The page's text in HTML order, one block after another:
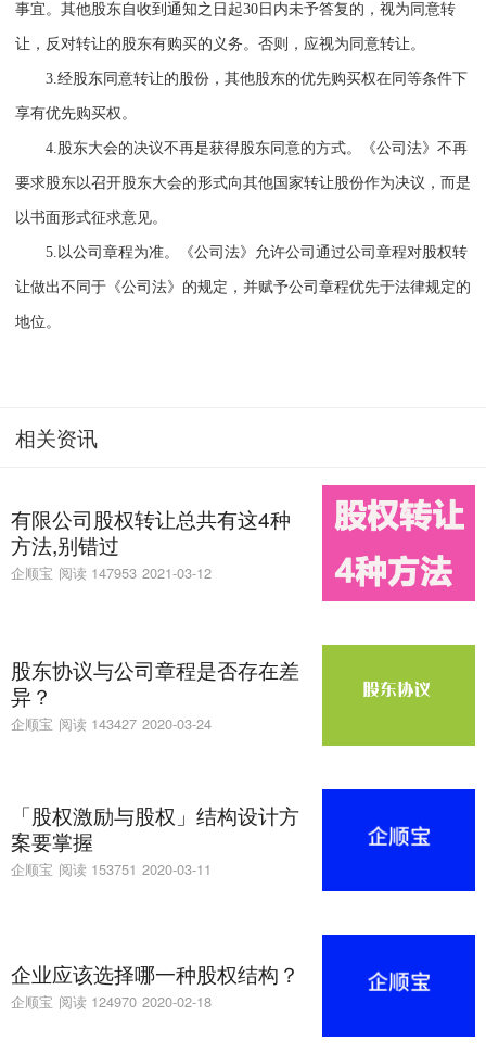
事宜。其他股东自收到通知之日起30日内未予答复的，视为同意转
让，反对转让的股东有购买的义务。否则，应视为同意转让。
3.经股东同意转让的股份，其他股东的优先购买权在同等条件下
享有优先购买权。
4.股东大会的决议不再是获得股东同意的方式。《公司法》不再
要求股东以召开股东大会的形式向其他国家转让股份作为决议，而是
以书面形式征求意见。
5. 以公司章程为准。《公司法》允许公司通过公司章程对股权转
让做出不同于《公司法》的规定，并赋予公司章程优先于法律规定的
地位。
相关资讯
有限公司股权转让总共有这4种
方法,别错过
企顺宝 阅读 147953 2021-03-12
股东协议与公司章程是否存在差
异？
企顺宝 阅读 143427 2020-03-24
「股权激励与股权」结构设计方
案要掌握
企顺宝 阅读 153751 2020-03-11
企业应该选择哪一种股权结构？
企顺宝 阅读 124970 2020-02-18